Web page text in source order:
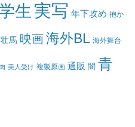
生 実写 年下攻め 抱か
馬 映画海外BL 海外舞台
美人受け 複製原画 通販 闇 青